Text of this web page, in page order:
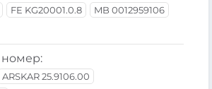
FE KG20001.0.8
MB 0012959106
ARSKAR 25.9106.00